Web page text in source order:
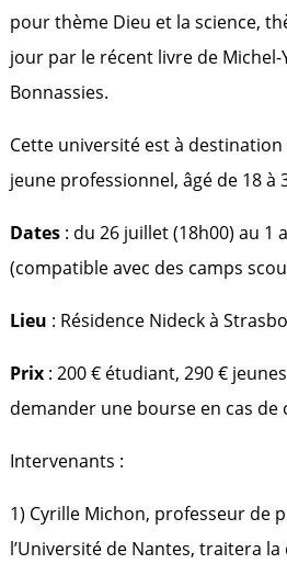
pour thème Dieu et la science,
jour par le récent livre de Michel-
Bonnassies.
Cette université est à
jeune professionnel, âgé de 18 à
Dates: du 26 juillet (18h00) au 1
(compatible avec des camps
Lieu : Résidence Nideck à
Prix: 200 € étudiant, 290 €
demander une bourse en cas
Intervenants :
1) Cyrille Michon, professeur de
l’Université de Nantes, traitera